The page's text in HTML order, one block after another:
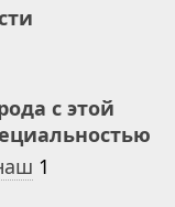
с этой
1